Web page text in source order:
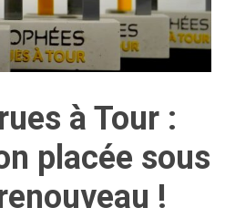
à Tour :
placée sous
!